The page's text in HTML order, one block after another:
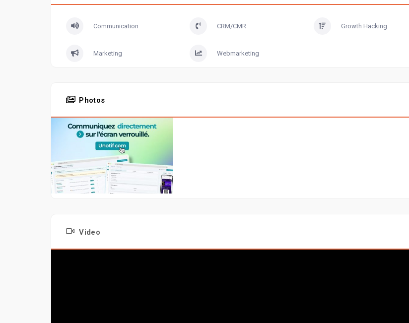
Communication CRM/CMR Growth Hacking
Marketing Webmarketing
Photos
Video